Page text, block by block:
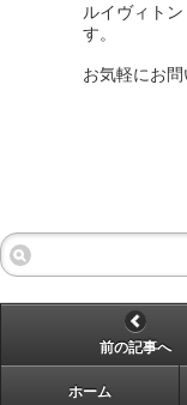
ルイヴィト
す。
お気軽にお
前の記事へ
ホーム